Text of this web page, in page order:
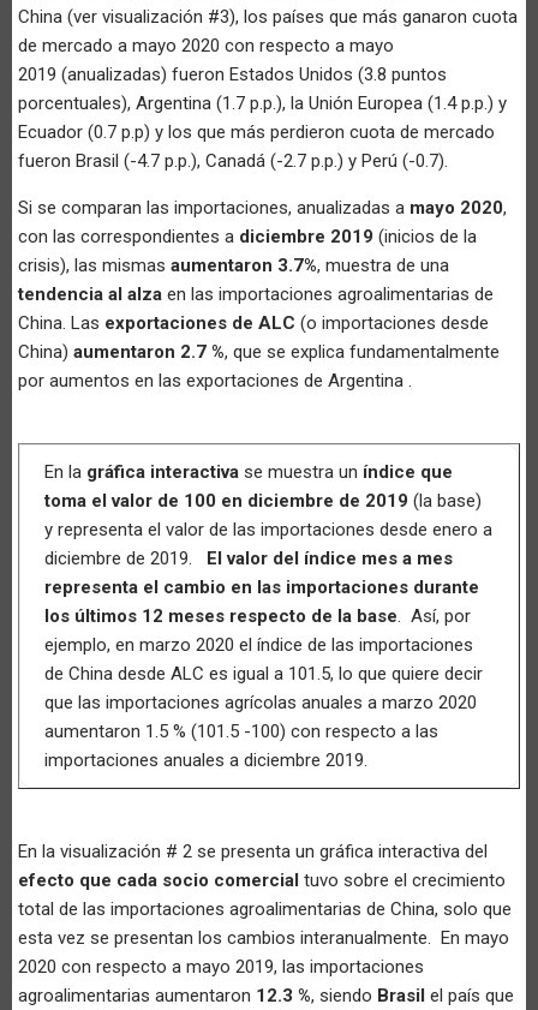
China (ver visualización #3), los países que más ganaron cuota
de mercado a mayo 2020 con respecto a mayo
2019 (anualizadas) fueron Estados Unidos (3.8 puntos
porcentuales), Argentina (1.7 p.p.), la Unión Europea (1.4 p.p.) y
Ecuador (0.7 p.p) y los que más perdieron cuota de mercado
fueron Brasil (-4.7 p.p.), Canadá (-2.7 p.p.) y Perú (-0.7).
Si se comparan las importaciones, anualizadas a mayo 2020,
con las correspondientes a diciembre 2019 (inicios de la
crisis), las mismas aumentaron 3.7%, muestra de una
tendencia al alza en las importaciones agroalimentarias de
China. Las exportaciones de ALC (o importaciones desde
China) aumentaron 2.7 %, que se explica fundamentalmente
por aumentos en las exportaciones de Argentina .
En la gráfica interactiva se muestra un índice que
toma el valor de 100 en diciembre de 2019 (la base)
y representa el valor de las importaciones desde enero a
diciembre de 2019. El valor del índice mes a mes
representa el cambio en las importaciones durante
los últimos 12 meses respecto de la base. Así, por
ejemplo, en marzo 2020 el índice de las importaciones
de China desde ALC es igual a 101.5, lo que quiere decir
que las importaciones agrícolas anuales a marzo 2020
aumentaron 1.5 % (101.5 -100) con respecto a las
importaciones anuales a diciembre 2019.
En la visualización # 2 se presenta un gráfica interactiva del
efecto que cada socio comercial tuvo sobre el crecimiento
total de las importaciones agroalimentarias de China, solo que
esta vez se presentan los cambios interanualmente. En mayo
2020 con respecto a mayo 2019, las importaciones
agroalimentarias aumentaron 12.3 %, siendo Brasil el país que